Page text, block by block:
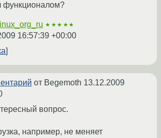
функционалом?
★★★★★
16:57:39 +00:00
от Begemoth 13.12.2009
вопрос.
например, не меняет